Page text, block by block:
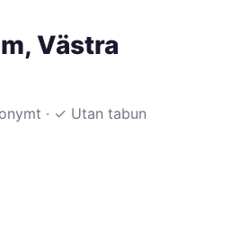
Västra
· ✓ Utan tabun